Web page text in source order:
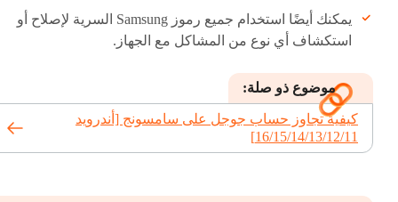
يمكنك أيضًا استخدام جميع رموز Samsung السرية لإصلاح أو
استكشاف أي نوع من المشاكل مع الجهاز.
موضوع ذو صلة:
كيفية تجاوز حساب جوجل على سامسونج [أندرويد
16/15/14/13/12/11]